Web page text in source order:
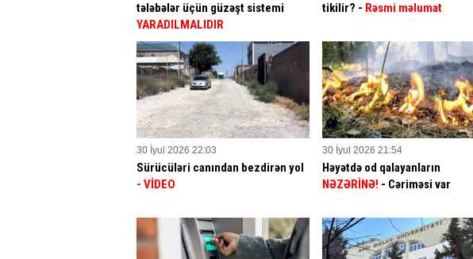
tələbələr üçün güzəşt sistemi
YARADILMALIDIR
tikilir? - Rəsmi məlumat
30 İyul 2026 22:03
Sürücüləri canından bezdirən yol
- VİDEO
30 İyul 2026 21:54
Həyətdə od qalayanların
NƏZƏRİNƏ! - Cəriməsi var